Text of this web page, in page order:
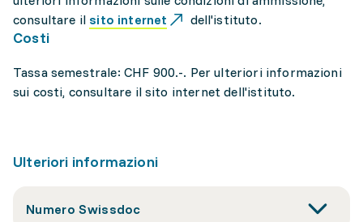
consultare il sito internet dell'istituto.
Costi
Tassa semestrale: CHF 900.-. Per ulteriori informazioni
sui costi, consultare il sito internet dell'istituto.
Ulteriori informazioni
Numero Swissdoc